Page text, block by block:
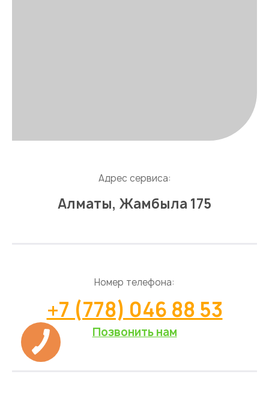
Адрес сервиса:
Алматы, Жамбыла 175
Номер телефона:
+7 (778) 046 88 53
Позвонить нам